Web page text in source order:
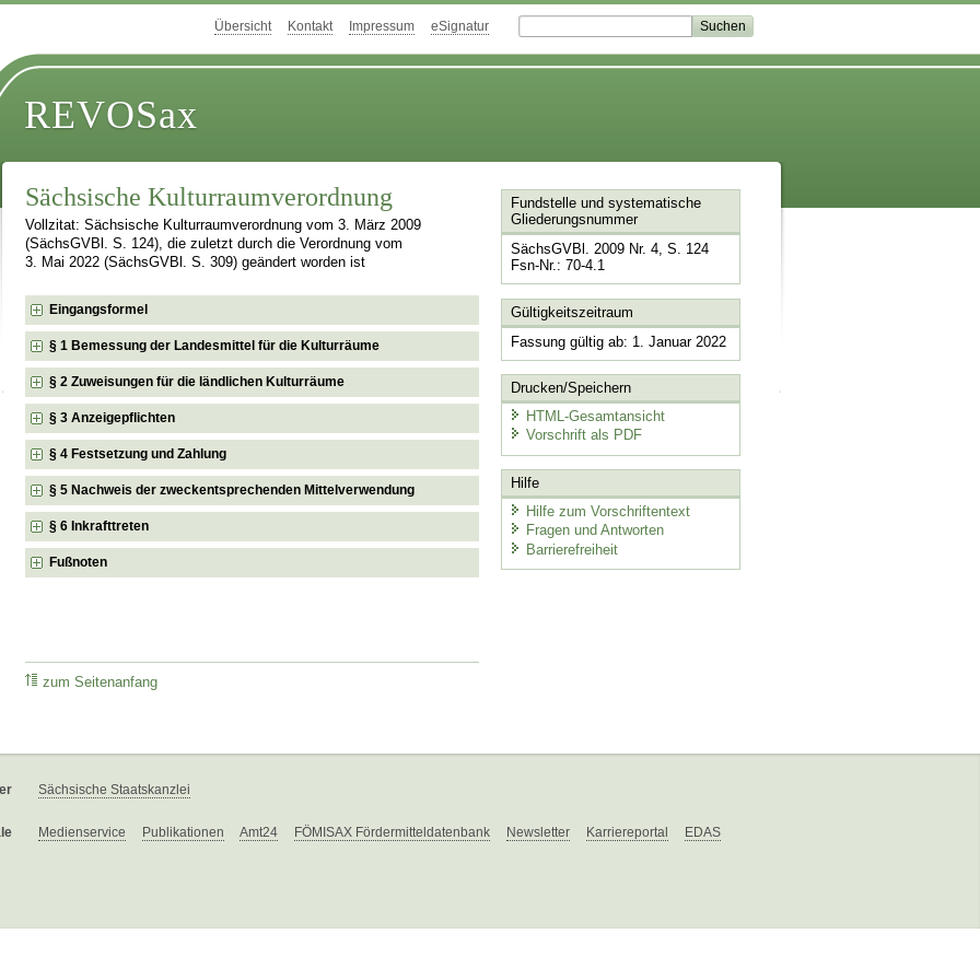
Übersicht Kontakt Impressum eSignatur
REVOSax
Sächsische Kulturraumverordnung
Vollzitat: Sächsische Kulturraumverordnung vom 3. März 2009
(SächsGVBl. S. 124), die zuletzt durch die Verordnung vom
3. Mai 2022 (SächsGVBl. S. 309) geändert worden ist
Eingangsformel
§ 1 Bemessung der Landesmittel für die Kulturräume
§ 2 Zuweisungen für die ländlichen Kulturräume
§ 3 Anzeigepflichten
§ 4 Festsetzung und Zahlung
§ 5 Nachweis der zweckentsprechenden Mittelverwendung
§ 6 Inkrafttreten
Fußnoten
zum Seitenanfang
Fundstelle und systematische
Gliederungsnummer
SächsGVBl. 2009 Nr. 4, S. 124
Fsn-Nr.: 70-4.1
Gültigkeitszeitraum
Fassung gültig ab: 1. Januar 2022
Drucken/Speichern
HTML-Gesamtansicht
Vorschrift als PDF
Hilfe
Hilfe zum Vorschriftentext
Fragen und Antworten
Barrierefreiheit
Sächsische Staatskanzlei
Medienservice Publikationen Amt24 FÖMISAX Fördermitteldatenbank Newsletter Karriereportal EDAS